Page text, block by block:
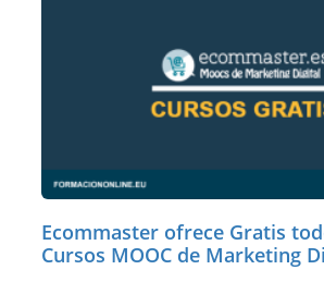
Ecommaster ofrece Gratis
Cursos MOOC de Marketing